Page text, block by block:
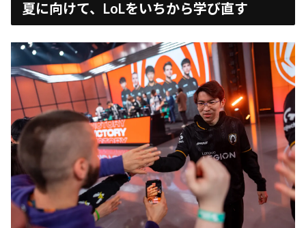
夏に向けて、LoLをいちから学び直す